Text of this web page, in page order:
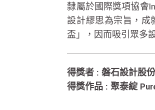
隸屬於國際獎項協會
設計繆思為宗旨，成
盃」，因而吸引眾多
得獎者 : 磐石設計股
得獎作品 : 聚泰綻